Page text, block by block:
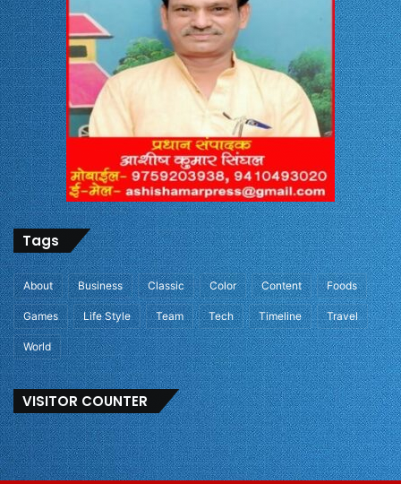
Tags
About Business Classic Color Content Foods
Games Life Style Team Tech Timeline Travel
World
VISITOR COUNTER